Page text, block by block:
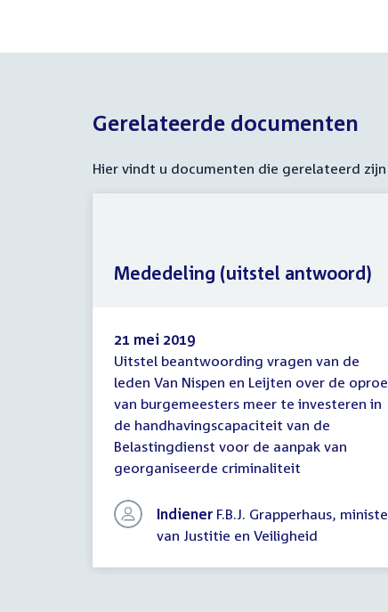
Gerelateerde documenten
Hier vindt u documenten die gerelateerd
Mededeling
(uitstel
antwoord)
21 mei 2019
Uitstel beantwoording vragen van de
leden Van Nispen en Leijten over de
van burgemeesters meer te investeren in
de handhavingscapaciteit van de
Belastingdienst voor de aanpak van
georganiseerde criminaliteit
Indiener F.B.J. Grapperhaus,
van Justitie en Veiligheid
Mededeling (uitstel antwoord)